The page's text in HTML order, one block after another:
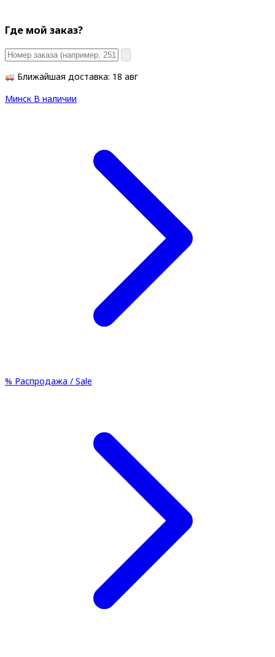
Где мой заказ?
Ближайшая доставка: 18 авг
Минск В наличии
% Распродажа / Sale